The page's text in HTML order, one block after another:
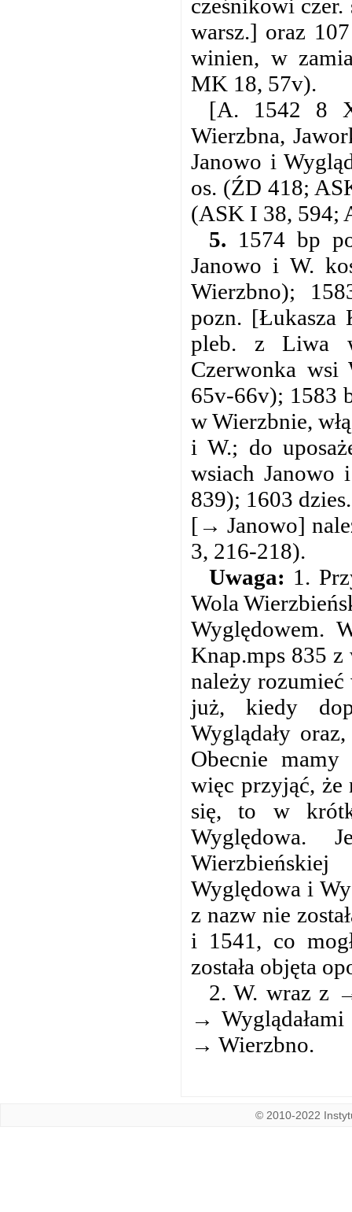
cześnikowi
warsz.] oraz
winien, w
MK 18, 57v).
[A. 1542 8
Wierzbna,
Janowo i
os. (ŹD 418;
(ASK I 38, 594;
5. 1574 bp
Janowo i W.
Wierzbno);
pozn. [Łukasza
pleb. z Liwa
Czerwonka
65v-66v); 1583
w Wierzbnie,
i W.; do
wsiach Janowo
839); 1603
[→ Janowo]
3, 216-218).
Uwaga: 1.
Wola
Wyględowem.
Knap.mps 835 z
należy rozumieć
już, kiedy
Wyglądały
Obecnie mamy
więc przyjąć, że
się, to w
Wyględowa.
Wyględowa i
z nazw nie
i 1541, co
została objęta
2. W. wraz z
→
→ Wierzbno.
© 2010-2022